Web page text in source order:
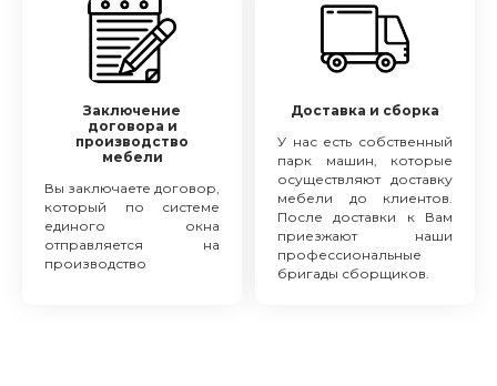
Заключение
договора и
производство
мебели
Вы заключаете договор,
который по системе
единого окна
отправляется на
производство
Доставка и сборка
У нас есть собственный
парк машин, которые
осуществляют доставку
мебели до клиентов.
После доставки к Вам
приезжают наши
профессиональные
бригады сборщиков.